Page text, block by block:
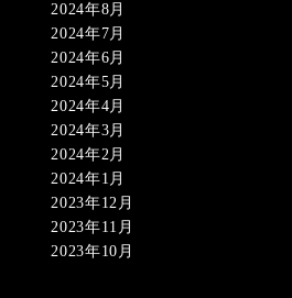
2024年8月
2024年7月
2024年6月
2024年5月
2024年4月
2024年3月
2024年2月
2024年1月
2023年12月
2023年11月
2023年10月